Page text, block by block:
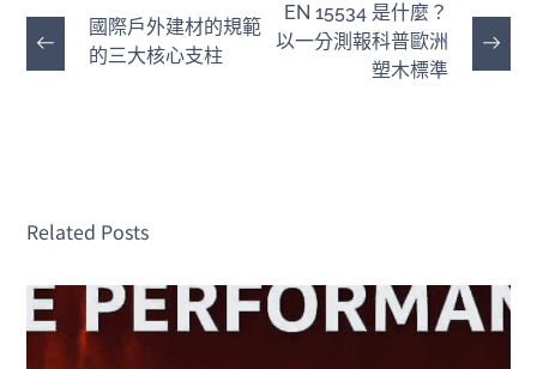
國際戶外建材的規範
的三大核心支柱
EN 15534 是什麼？
以一分測報科普歐洲
塑木標準
Related Posts